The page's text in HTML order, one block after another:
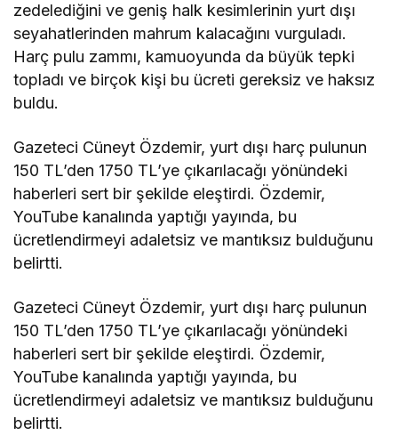
zedelediğini ve geniş halk kesimlerinin yurt dışı
seyahatlerinden mahrum kalacağını vurguladı.
Harç pulu zammı, kamuoyunda da büyük tepki
topladı ve birçok kişi bu ücreti gereksiz ve haksız
buldu.
Gazeteci Cüneyt Özdemir, yurt dışı harç pulunun
150 TL’den 1750 TL’ye çıkarılacağı yönündeki
haberleri sert bir şekilde eleştirdi. Özdemir,
YouTube kanalında yaptığı yayında, bu
ücretlendirmeyi adaletsiz ve mantıksız bulduğunu
belirtti.
Gazeteci Cüneyt Özdemir, yurt dışı harç pulunun
150 TL’den 1750 TL’ye çıkarılacağı yönündeki
haberleri sert bir şekilde eleştirdi. Özdemir,
YouTube kanalında yaptığı yayında, bu
ücretlendirmeyi adaletsiz ve mantıksız bulduğunu
belirtti.